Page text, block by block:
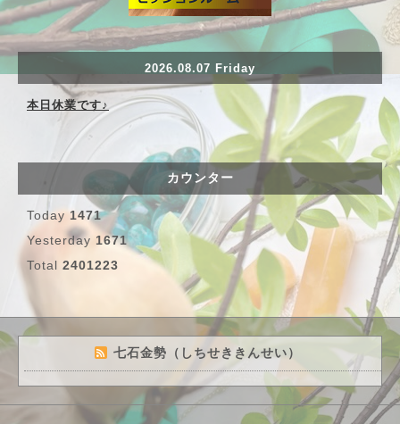
2026.08.07 Friday
本日休業です♪
カウンター
Today 1471
Yesterday 1671
Total 2401223
七石金勢（しちせききんせい）